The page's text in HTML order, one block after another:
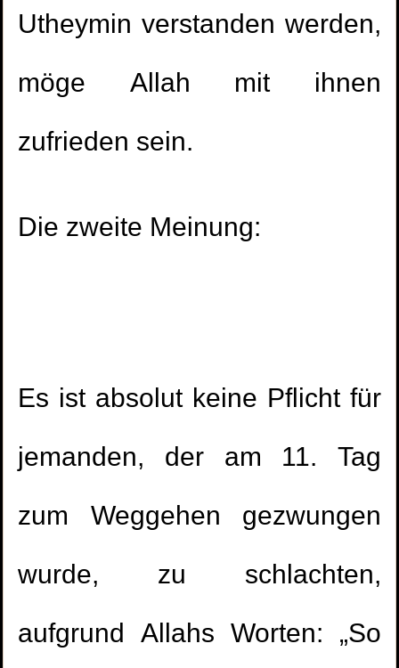
Utheymin verstanden werden,
möge Allah mit ihnen
zufrieden sein.
Die zweite Meinung:
Es ist absolut keine Pflicht für
jemanden, der am 11. Tag
zum Weggehen gezwungen
wurde, zu schlachten,
aufgrund Allahs Worten: „So